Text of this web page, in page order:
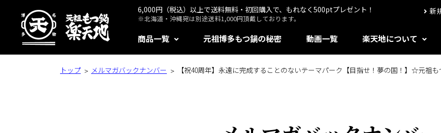
6,000円（税込）以上で送料無料・初回購入で、もれなく500ptプレゼント！
※北海道・沖縄宛は別途送料1,000円頂戴しております。
新
商品一覧 元祖博多もつ鍋の秘密 動画一覧 楽天地について
トップ メルマガバックナンバー 【祝40周年】永遠に完成することのないテーマパーク【目指せ！夢の国！】☆元祖